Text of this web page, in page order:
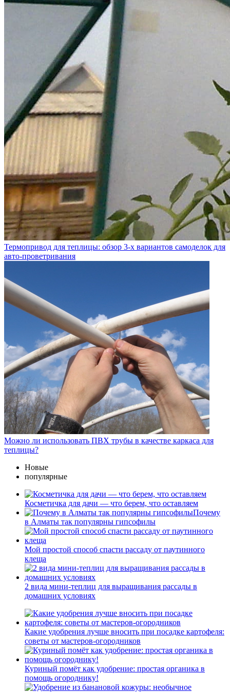
Термопривод для теплицы: обзор 3-х вариантов самоделок для
авто-проветривания
Можно ли использовать ПВХ трубы в качестве каркаса для
теплицы?
Новые
популярные
Косметичка для дачи — что берем, что оставляем
Почему
в Алматы так популярны гипсофилы
Мой простой способ спасти рассаду от паутинного
клеща
2 вида мини-теплиц для выращивания рассады в
домашних условиях
Какие удобрения лучше вносить при посадке картофеля:
советы от мастеров-огородников
Куриный помёт как удобрение: простая органика в
помощь огороднику!